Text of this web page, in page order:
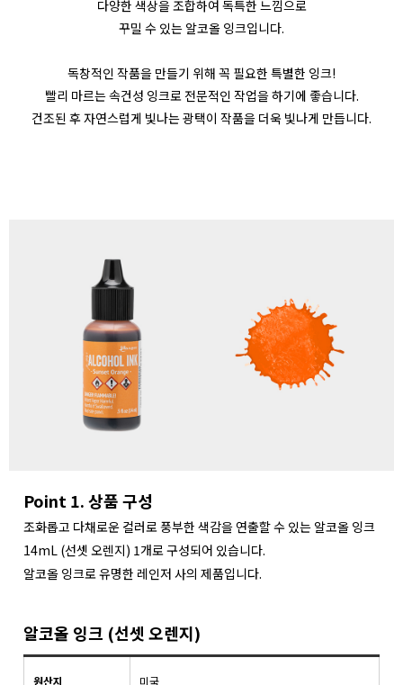
다양한 색상을 조합하여 독특한 느낌으로
꾸밀 수 있는 알코올 잉크입니다.
독창적인 작품을 만들기 위해 꼭 필요한 특별한 잉크!
빨리 마르는 속건성 잉크로 전문적인 작업을 하기에 좋습니다.
건조된 후 자연스럽게 빛나는 광택이 작품을 더욱 빛나게 만듭니다.
Point 1. 상품 구성
조화롭고 다채로운 컬러로 풍부한 색감을 연출할 수 있는 알코올 잉크
14mL (선셋 오렌지) 1개로 구성되어 있습니다.
알코올 잉크로 유명한 레인저 사의 제품입니다.
알코올 잉크 (선셋 오렌지)
원산지 미국